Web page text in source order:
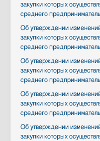
закупки которых
среднего
Об утверждении
закупки которых
среднего
Об утверждении
закупки которых
среднего
Об утверждении
закупки которых
среднего
Об утверждении
закупки которых